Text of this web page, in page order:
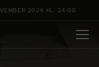
2026 KL. 24:00